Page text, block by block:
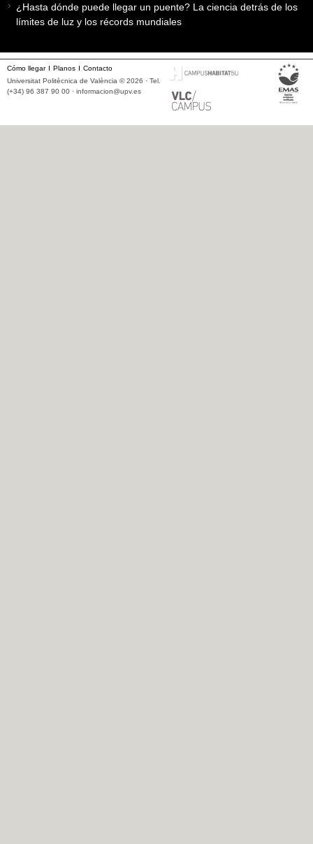
¿Hasta dónde puede llegar un puente? La ciencia detrás de los
límites de luz y los récords mundiales
Cómo llegar Planos
Contacto
Universitat Politècnica de València © 2026 · Tel.
(+34) 96 387 90 00 · informacion@upv.es